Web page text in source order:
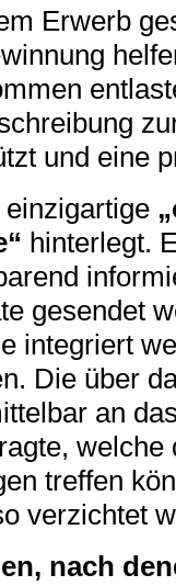
Erwerb
und eine
hinterlegt.
gesendet
integriert
Die über
an
treffen
verzichtet
nach